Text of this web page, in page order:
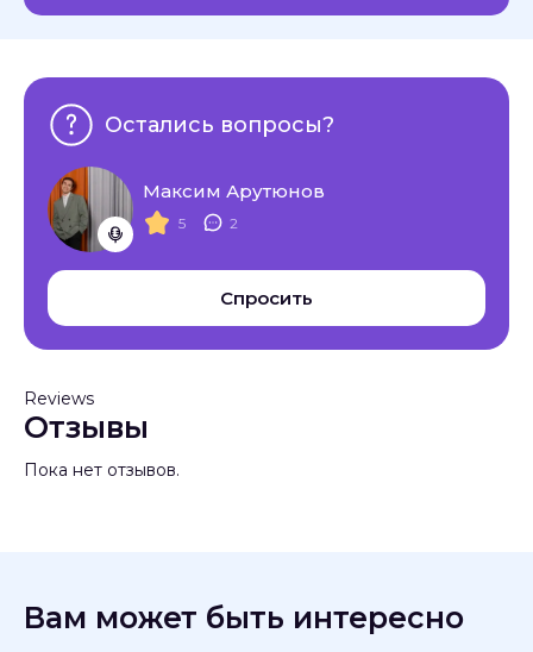
Остались вопросы?
Максим Арутюнов
5 2
Спросить
Reviews
Отзывы
Пока нет отзывов.
Вам может быть интересно